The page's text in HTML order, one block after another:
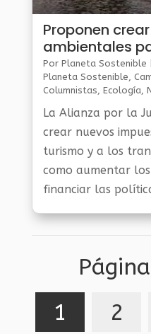
Proponen
ambientales
los
Por Planeta Sostenible
Planeta Sostenible
Columnistas Ecología
La Alianza por la
crear nuevos
turismo y a los
como aumentar
financiar las
1
2